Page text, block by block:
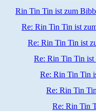
Rin Tin Tin ist zum
Re: Rin Tin Tin ist
Re: Rin Tin Tin ist
Re: Rin Tin Tin
Re: Rin Tin Tin
Re: Rin Tin
Re: Rin Tin